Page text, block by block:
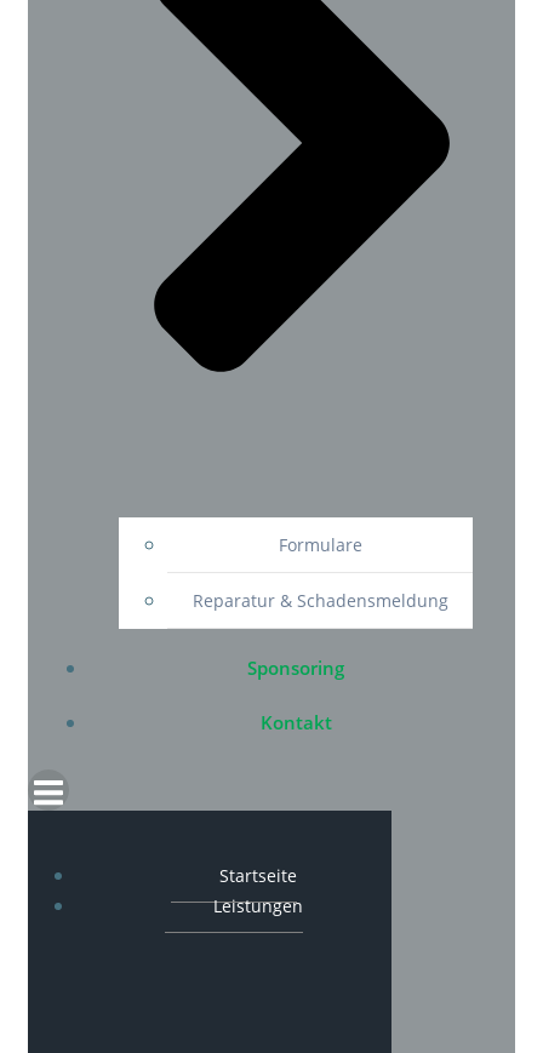
Formulare
Reparatur & Schadensmeldung
Sponsoring
Kontakt
Startseite
Leistungen